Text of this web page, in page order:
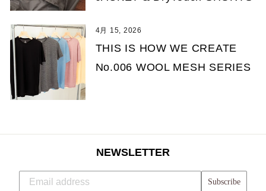
4月 15, 2026
THIS IS HOW WE CREATE
No.006 WOOL MESH SERIES
NEWSLETTER
Subscribe